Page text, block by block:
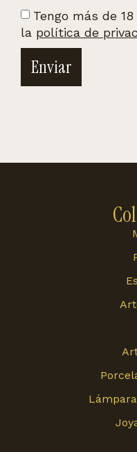
Tengo más de
la política de
Enviar